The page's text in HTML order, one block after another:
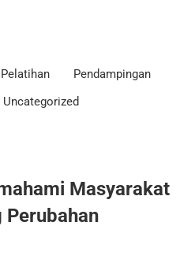
Pelatihan
Pendampingan
Uncategorized
Masyarakat
Perubahan